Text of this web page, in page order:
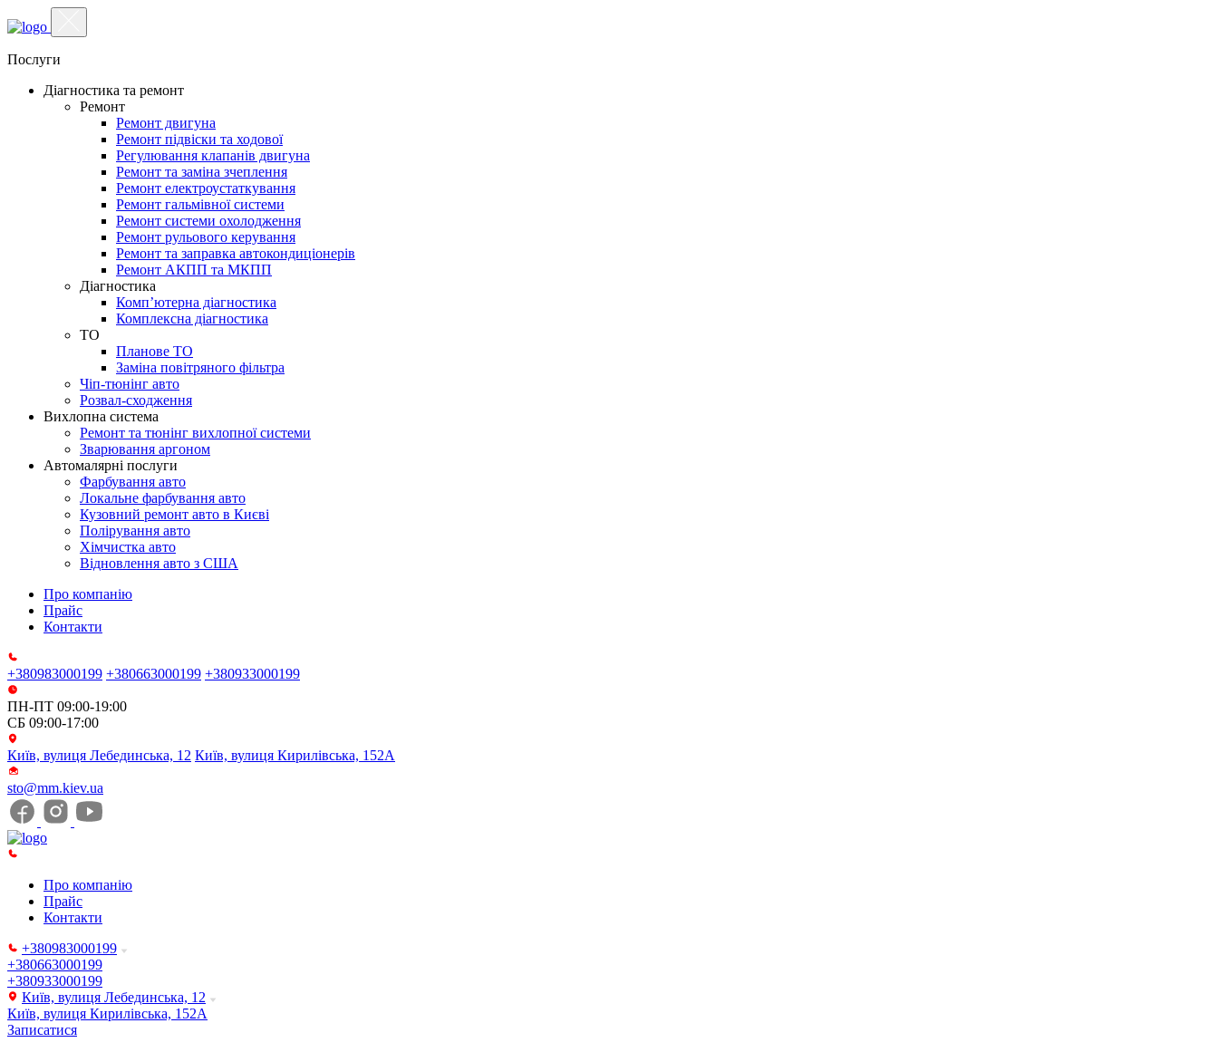
Послуги
Діагностика та ремонт
Ремонт
Ремонт двигуна
Ремонт підвіски та ходової
Регулювання клапанів двигуна
Ремонт та заміна зчеплення
Ремонт електроустаткування
Ремонт гальмівної системи
Ремонт системи охолодження
Ремонт рульового керування
Ремонт та заправка автокондиціонерів
Ремонт АКПП та МКПП
Діагностика
Комп’ютерна діагностика
Комплексна діагностика
ТО
Планове ТО
Заміна повітряного фільтра
Чіп-тюнінг авто
Розвал-сходження
Вихлопна система
Ремонт та тюнінг вихлопної системи
Зварювання аргоном
Автомалярні послуги
Фарбування авто
Локальне фарбування авто
Кузовний ремонт авто в Києві
Полірування авто
Хімчистка авто
Відновлення авто з США
Про компанію
Прайс
Контакти
+380983000199 +380663000199 +380933000199
ПН-ПТ 09:00-19:00
СБ 09:00-17:00
Київ, вулиця Лебединська, 12 Київ, вулиця Кирилівська, 152А
sto@mm.kiev.ua
Про компанію
Прайс
Контакти
+380983000199
+380663000199
+380933000199
Київ, вулиця Лебединська, 12
Київ, вулиця Кирилівська, 152А
Записатися